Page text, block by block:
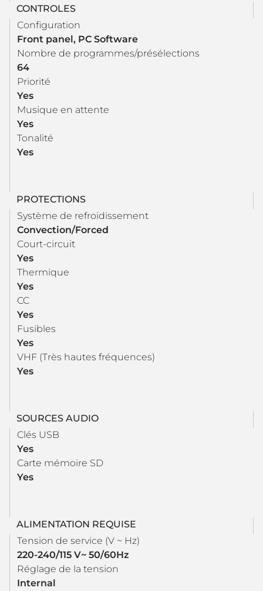
CONTROLES
Configuration
Front panel, PC Software
Nombre de programmes/présélections
64
Priorité
Yes
Musique en attente
Yes
Tonalité
Yes
PROTECTIONS
Système de refroidissement
Convection/Forced
Court-circuit
Yes
Thermique
Yes
CC
Yes
Fusibles
Yes
VHF (Très hautes fréquences)
Yes
SOURCES AUDIO
Clés USB
Yes
Carte mémoire SD
Yes
ALIMENTATION REQUISE
Tension de service (V ~ Hz)
220-240/115 V~ 50/60Hz
Réglage de la tension
Internal